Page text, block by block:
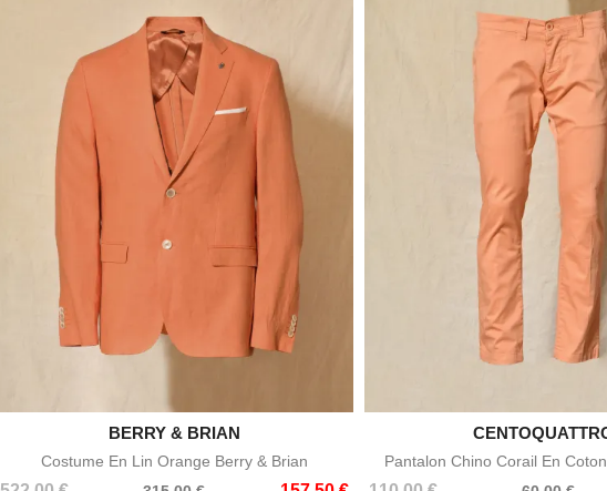
Aperçu rapide
BERRY & BRIAN
Costume En Lin Orange Berry & Brian
Aperçu
Pantalon Chino Corail En